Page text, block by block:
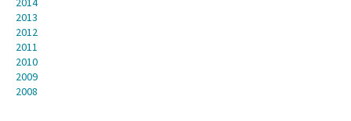
2013
2012
2011
2010
2009
2008